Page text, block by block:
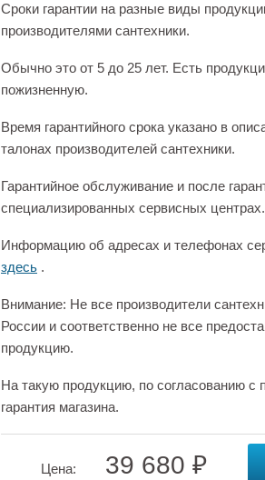
Сроки гарантии на разные виды
производителями сантехники.
Обычно это от 5 до 25 лет. Есть
пожизненную.
Время гарантийного срока указано в
талонах производителей сантехники.
Гарантийное обслуживание и после
специализированных сервисных центрах.
Информацию об адресах и телефонах
здесь .
Внимание: Не все производители
России и соответственно не все
продукцию.
На такую продукцию, по согласованию с
гарантия магазина.
Цена: 39 680 ₽